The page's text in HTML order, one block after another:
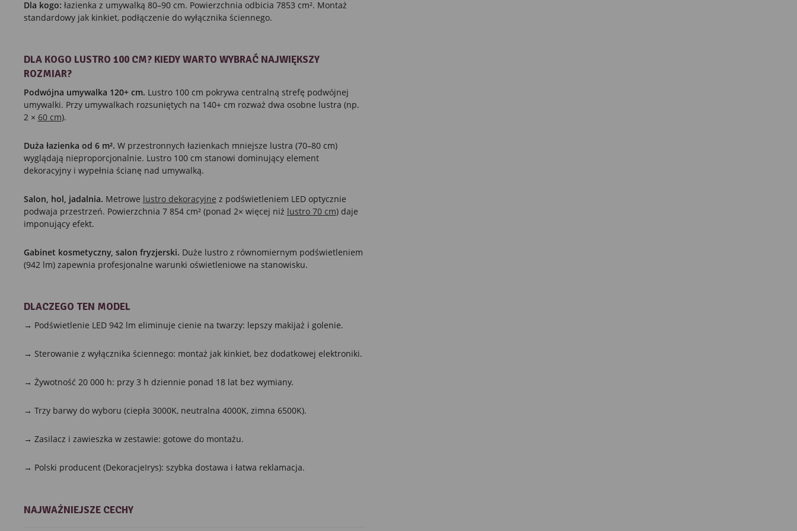
Dla kogo: łazienka z umywalką 80–90 cm. Powierzchnia odbicia 7853 cm². Montaż
standardowy jak kinkiet, podłączenie do wyłącznika ściennego.
DLA KOGO LUSTRO 100 CM? KIEDY WARTO WYBRAĆ NAJWIĘKSZY
ROZMIAR?
Podwójna umywalka 120+ cm. Lustro 100 cm pokrywa centralną strefę podwójnej
umywalki. Przy umywalkach rozsuniętych na 140+ cm rozważ dwa osobne lustra (np.
2 × 60 cm).
Duża łazienka od 6 m². W przestronnych łazienkach mniejsze lustra (70–80 cm)
wyglądają nieproporcjonalnie. Lustro 100 cm stanowi dominujący element
dekoracyjny i wypełnia ścianę nad umywalką.
Salon, hol, jadalnia. Metrowe lustro dekoracyjne z podświetleniem LED optycznie
podwaja przestrzeń. Powierzchnia 7 854 cm² (ponad 2× więcej niż lustro 70 cm) daje
imponujący efekt.
Gabinet kosmetyczny, salon fryzjerski. Duże lustro z równomiernym podświetleniem
(942 lm) zapewnia profesjonalne warunki oświetleniowe na stanowisku.
DLACZEGO TEN MODEL
→ Podświetlenie LED 942 lm eliminuje cienie na twarzy: lepszy makijaż i golenie.
→ Sterowanie z wyłącznika ściennego: montaż jak kinkiet, bez dodatkowej elektroniki.
→ Żywotność 20 000 h: przy 3 h dziennie ponad 18 lat bez wymiany.
→ Trzy barwy do wyboru (ciepła 3000K, neutralna 4000K, zimna 6500K).
→ Zasilacz i zawieszka w zestawie: gotowe do montażu.
→ Polski producent (DekoracjeIrys): szybka dostawa i łatwa reklamacja.
NAJWAŻNIEJSZE CECHY